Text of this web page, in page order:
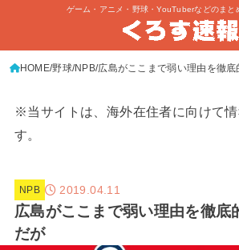
ゲーム・アニメ・野球・YouTuberなどのまと
HOME 野球 NPB 広島がここまで弱い理由を徹
※当サイトは、海外在住者に向けて
す。
NPB 2019.04.11
広島がここまで弱い理由を徹底
だが